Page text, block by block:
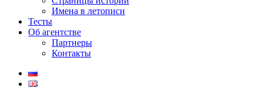
Имена в летописи
Тесты
Об агентстве
Партнеры
Контакты